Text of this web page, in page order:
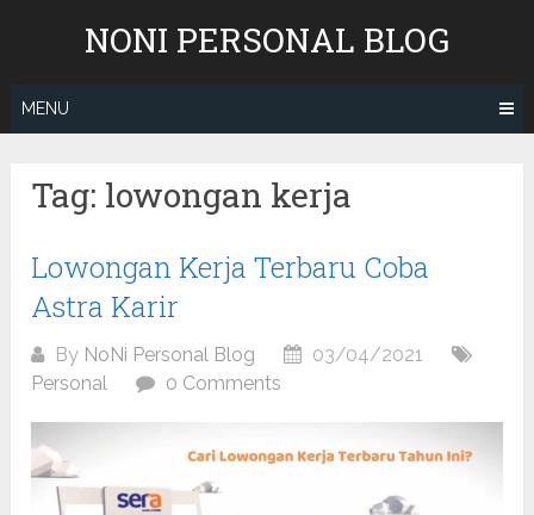
NONI PERSONAL BLOG
MENU
Tag: lowongan kerja
Lowongan Kerja Terbaru Coba
Astra Karir
By NoNi Personal Blog
03/04/2021
Personal
0 Comments